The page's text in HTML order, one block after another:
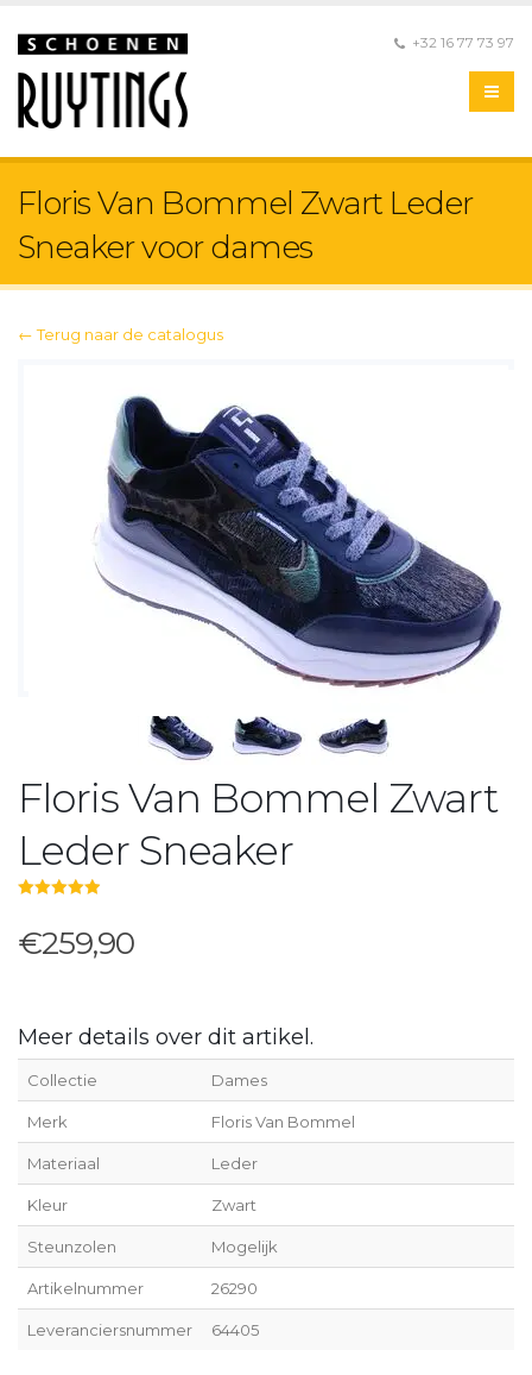
+32 16 77 73 97
Floris Van Bommel Zwart Leder
Sneaker voor dames
← Terug naar de catalogus
Floris Van Bommel Zwart
Leder Sneaker
€259,90
Meer details over dit artikel.
Collectie Dames
Merk Floris Van Bommel
Materiaal Leder
Kleur Zwart
Steunzolen Mogelijk
Artikelnummer 26290
Leveranciersnummer 64405